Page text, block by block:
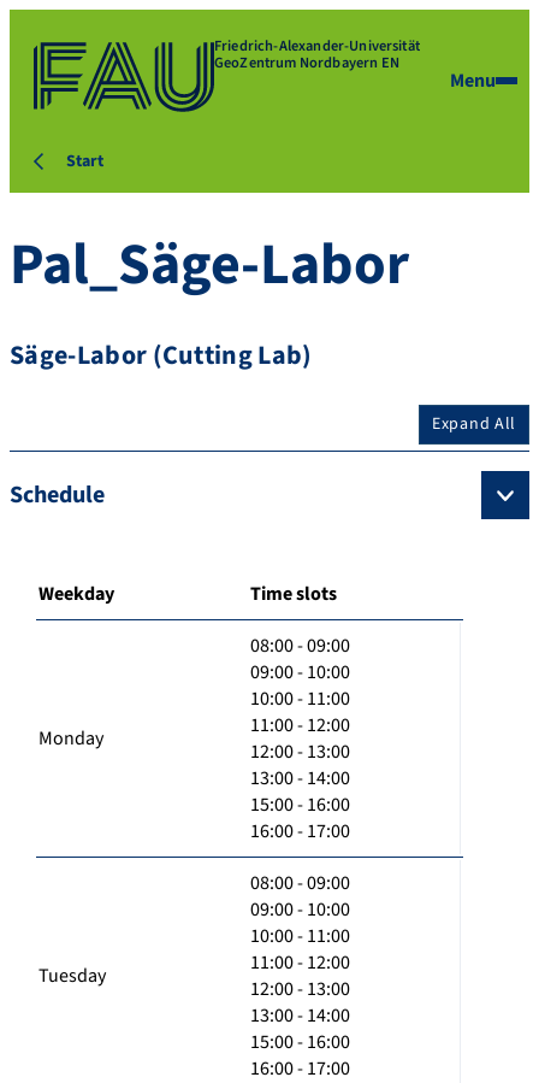
Friedrich-Alexander-Universität
GeoZentrum Nordbayern EN
Menu
Start
Pal_Säge-Labor
Säge-Labor (Cutting Lab)
Expand All
Schedule
Weekday Time slots
Monday
08:00 - 09:00
09:00 - 10:00
10:00 - 11:00
11:00 - 12:00
12:00 - 13:00
13:00 - 14:00
15:00 - 16:00
16:00 - 17:00
Tuesday
08:00 - 09:00
09:00 - 10:00
10:00 - 11:00
11:00 - 12:00
12:00 - 13:00
13:00 - 14:00
15:00 - 16:00
16:00 - 17:00